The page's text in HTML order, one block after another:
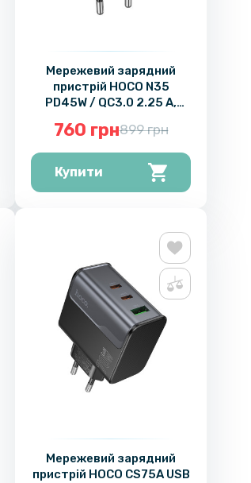
Мережевий зарядний
пристрій HOCO N35
PD45W / QC3.0 2.25 A,
760 грн899 грн
Купити
Мережевий зарядний
пристрій HOCO CS75A USB